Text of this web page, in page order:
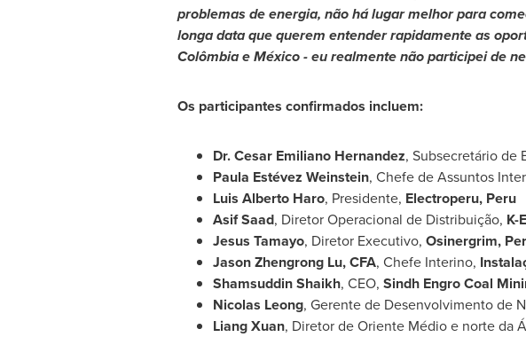
problemas de energia, não há lugar melhor para
longa data que querem entender rapidamente as
Colômbia e México - eu realmente não participei de
Os participantes confirmados incluem:
Dr.Cesar Emiliano Hernandez, Subsecretário de
Paula Estévez Weinstein, Chefe de Assuntos
Luis Alberto Haro, Presidente, Electroperu, Peru
Asif Saad, Diretor Operacional de Distribuição, K-
Jesus Tamayo, Diretor Executivo, Osinergrim,
Jason Zhengrong Lu, CFA, Chefe Interino,
Shamsuddin Shaikh, CEO, Sindh Engro Coal
Nicolas Leong, Gerente de Desenvolvimento de
Liang Xuan, Diretor de Oriente Médio e norte da